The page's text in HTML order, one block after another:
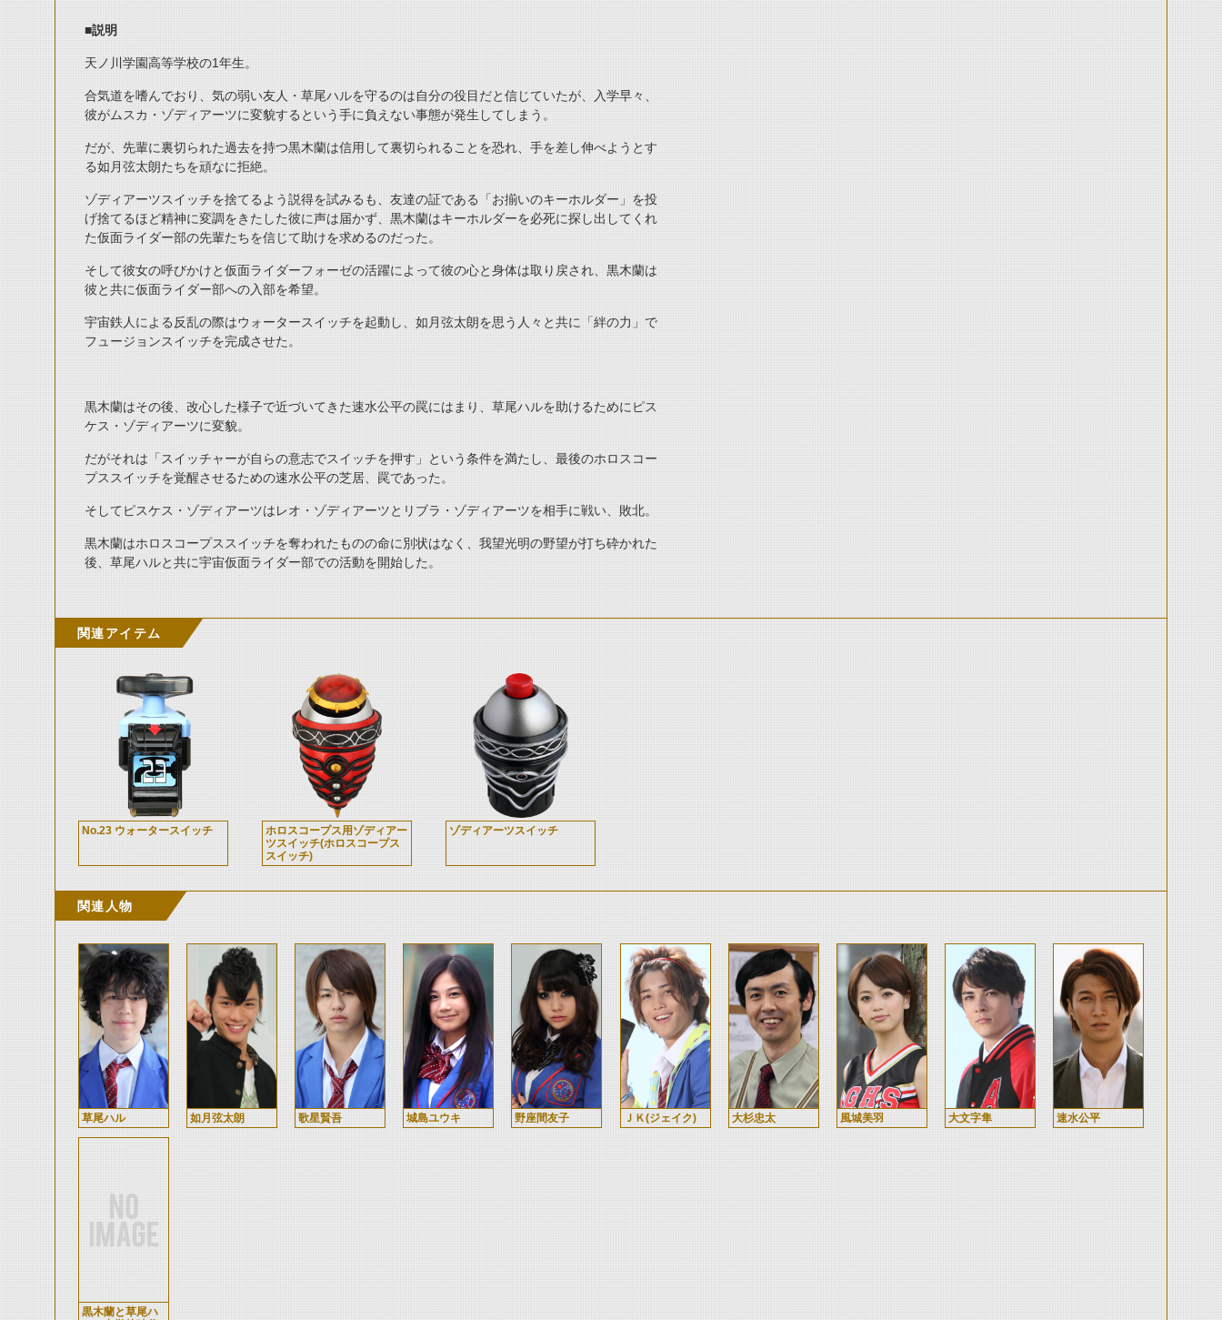
■説明
天ノ川学園高等学校の1年生。
合気道を嗜んでおり、気の弱い友人・草尾ハルを守るのは自分の役目だと信じていたが、入学早々、
彼がムスカ・ゾディアーツに変貌するという手に負えない事態が発生してしまう。
だが、先輩に裏切られた過去を持つ黒木蘭は信用して裏切られることを恐れ、手を差し伸べようとす
る如月弦太朗たちを頑なに拒絶。
ゾディアーツスイッチを捨てるよう説得を試みるも、友達の証である「お揃いのキーホルダー」を投
げ捨てるほど精神に変調をきたした彼に声は届かず、黒木蘭はキーホルダーを必死に探し出してくれ
た仮面ライダー部の先輩たちを信じて助けを求めるのだった。
そして彼女の呼びかけと仮面ライダーフォーゼの活躍によって彼の心と身体は取り戻され、黒木蘭は
彼と共に仮面ライダー部への入部を希望。
宇宙鉄人による反乱の際はウォータースイッチを起動し、如月弦太朗を思う人々と共に「絆の力」で
フュージョンスイッチを完成させた。
黒木蘭はその後、改心した様子で近づいてきた速水公平の罠にはまり、草尾ハルを助けるためにピス
ケス・ゾディアーツに変貌。
だがそれは「スイッチャーが自らの意志でスイッチを押す」という条件を満たし、最後のホロスコー
プススイッチを覚醒させるための速水公平の芝居、罠であった。
そしてピスケス・ゾディアーツはレオ・ゾディアーツとリブラ・ゾディアーツを相手に戦い、敗北。
黒木蘭はホロスコープススイッチを奪われたものの命に別状はなく、我望光明の野望が打ち砕かれた
後、草尾ハルと共に宇宙仮面ライダー部での活動を開始した。
関連アイテム
No.23 ウォータースイッチ
ホロスコープス用ゾディアー
ツスイッチ(ホロスコープス
スイッチ)
ゾディアーツスイッチ
関連人物
草尾ハル 如月弦太朗 歌星賢吾 城島ユウキ 野座間友子 ＪＫ(ジェイク) 大杉忠太 風城美羽 大文字隼 速水公平
黒木蘭と草尾ハ